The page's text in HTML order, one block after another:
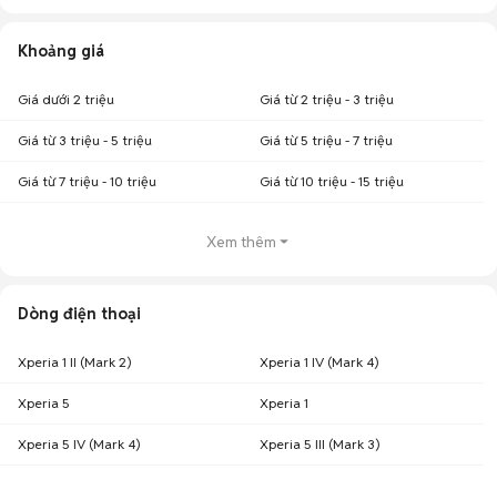
Khoảng giá
Giá dưới 2 triệu Giá từ 2 triệu - 3 triệu
Giá từ 3 triệu - 5 triệu Giá từ 5 triệu - 7 triệu
Giá từ 7 triệu - 10 triệu Giá từ 10 triệu - 15 triệu
Xem thêm
Dòng điện thoại
Xperia 1 II (Mark 2) Xperia 1 IV (Mark 4)
Xperia 5 Xperia 1
Xperia 5 IV (Mark 4) Xperia 5 III (Mark 3)